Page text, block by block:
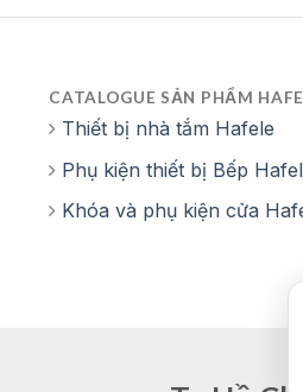
CATALOGUE SẢN PHẨM
Thiết bị nhà tắm Hafele
Phụ kiện thiết bị Bếp
Khóa và phụ kiện cửa